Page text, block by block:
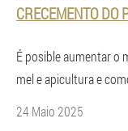
CRECEMENTO DO
É posible aumentar o
mel e apicultura e
24 Maio 2025